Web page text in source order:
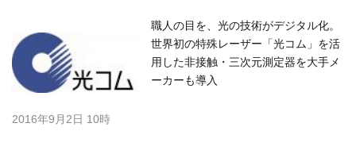
職人の目を、光の技術がデジタル化。
世界初の特殊レーザー「光コム」を活
用した非接触・三次元測定器を大手メ
ーカーも導入
2016年9月2日 10時